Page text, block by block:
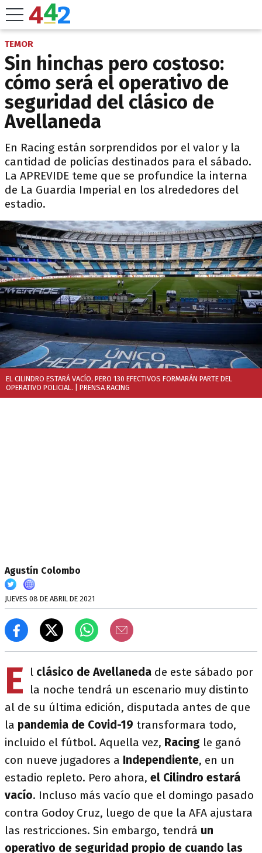
TEMOR
Sin hinchas pero costoso:
cómo será el operativo de
seguridad del clásico de
Avellaneda
En Racing están sorprendidos por el valor y la
cantidad de policías destinados para el sábado.
La APREVIDE teme que se profundice la interna
de La Guardia Imperial en los alrededores del
estadio.
EL CILINDRO ESTARÁ VACÍO, PERO 130 EFECTIVOS FORMARÁN PARTE DEL
OPERATIVO POLICIAL. | PRENSA RACING
Agustín Colombo
JUEVES 08 DE ABRIL DE 2021
E l clásico de Avellaneda de este sábado por
la noche tendrá un escenario muy distinto
al de su última edición, disputada antes de que
la pandemia de Covid-19 transformara todo,
incluido el fútbol. Aquella vez, Racing le ganó
con nueve jugadores a Independiente, en un
estadio repleto. Pero ahora, el Cilindro estará
vacío. Incluso más vacío que el domingo pasado
contra Godoy Cruz, luego de que la AFA ajustara
las restricciones. Sin embargo, tendrá un
operativo de seguridad propio de cuando las